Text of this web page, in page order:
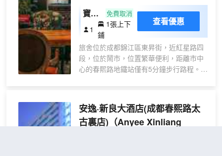
對不同菜品的需求，更可以體會瑞城之家
的味蕾温暖；或者在悠閒的傍晚時分，在
酒店二樓大堂吧點一杯咖啡或者藏茶，看
店外車水馬龍，體驗人生暢意。
花西亭海鮮自助餐廳，位於酒店5樓，現代
的國潮裝修風格，寬敞舒適的用餐環境，
配備了兒童樂園，給孩童一個放鬆自我、
寶藏
·男
生十
人間
(床
位）
品）
（獨
免費取消
1
1張上下
鋪
查看優惠
旅舍位於成都錦江區東昇街，近紅星路四
段，位於鬧市，位置繁華便利，距離市中
心的春熙路地鐵站僅有5分鐘步行路程。距
步行路程，距離新南門汽車站10分鐘步行
路程，距離武侯祠10分鐘車程，距離杜甫
草堂有20分鐘車程。位於成都市中心餐飲
安逸·新良大酒店(成都春熙路太
古裏店) （Anyee Xinliang